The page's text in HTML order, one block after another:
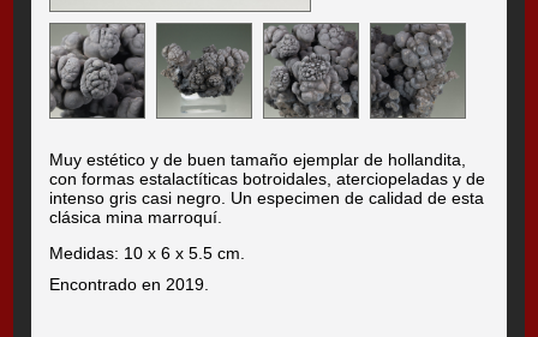
Muy estético y de buen tamaño ejemplar de hollandita,
con formas estalactíticas botroidales, aterciopeladas y de
intenso gris casi negro. Un especimen de calidad de esta
clásica mina marroquí.
Medidas: 10 x 6 x 5.5 cm.
Encontrado en 2019.